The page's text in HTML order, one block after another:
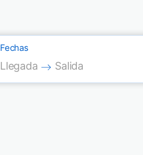
Fechas
Press the down arrow key
Llegada
Press the down
Salida